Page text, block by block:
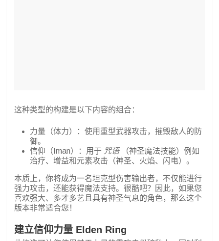
这种类型的构建是以下内容的组合：
力量（体力）：使用重型武器攻击，摧毁敌人的防
御。
信仰（Iman）：用于 咒语（神圣魔法技能）例如
治疗、增益和元素攻击（神圣、火焰、闪电）。
本质上，你将成为一名坦克型伤害输出者，不仅能进行
强力攻击，还能获得魔法支持。很酷吧？因此，如果您
喜欢强大、多才多艺且具有神圣气息的角色，那么这个
版本非常适合您！
建立信仰力量 Elden Ring